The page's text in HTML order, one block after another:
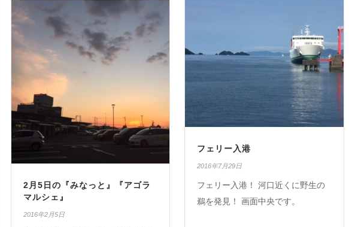
フェリー入港
2016年7月29日
フェリー入港！ 河口近くに野生の
鵜を発見！ 画面中央です。
2月5日の『みなっと』『アゴラ
マルシェ』
2016年2月5日